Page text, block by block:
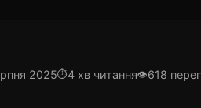
2025 4 хв читання 618